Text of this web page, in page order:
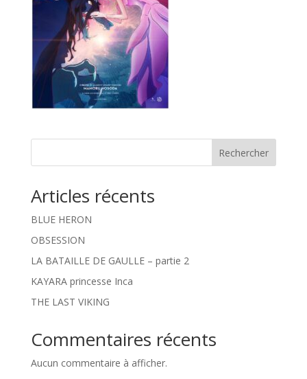
Rechercher
Articles récents
BLUE HERON
OBSESSION
LA BATAILLE DE GAULLE – partie 2
KAYARA princesse Inca
THE LAST VIKING
Commentaires récents
Aucun commentaire à afficher.